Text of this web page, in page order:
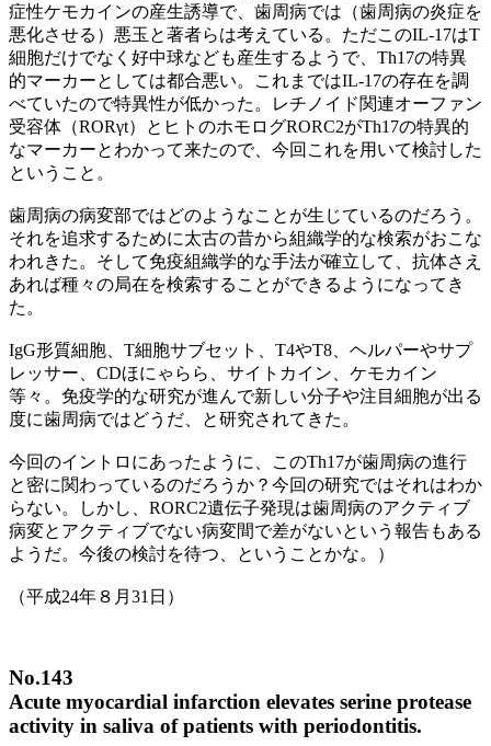
症性ケモカインの産生誘導で、歯周病では（歯周病の炎症を
悪化させる）悪玉と著者らは考えている。ただこのIL-17はT
細胞だけでなく好中球なども産生するようで、Th17の特異
的マーカーとしては都合悪い。これまではIL-17の存在を調
べていたので特異性が低かった。レチノイド関連オーファン
受容体（RORγt）とヒトのホモログRORC2がTh17の特異的
なマーカーとわかって来たので、今回これを用いて検討した
ということ。
歯周病の病変部ではどのようなことが生じているのだろう。
それを追求するために太古の昔から組織学的な検索がおこな
われきた。そして免疫組織学的な手法が確立して、抗体さえ
あれば種々の局在を検索することができるようになってき
た。
IgG形質細胞、T細胞サブセット、T4やT8、ヘルパーやサプ
レッサー、CDほにゃらら、サイトカイン、ケモカイン
等々。免疫学的な研究が進んで新しい分子や注目細胞が出る
度に歯周病ではどうだ、と研究されてきた。
今回のイントロにあったように、このTh17が歯周病の進行
と密に関わっているのだろうか？今回の研究ではそれはわか
らない。しかし、RORC2遺伝子発現は歯周病のアクティブ
病変とアクティブでない病変間で差がないという報告もある
ようだ。今後の検討を待つ、ということかな。）
（平成24年８月31日）
No.143
Acute myocardial infarction elevates serine protease
activity in saliva of patients with periodontitis.